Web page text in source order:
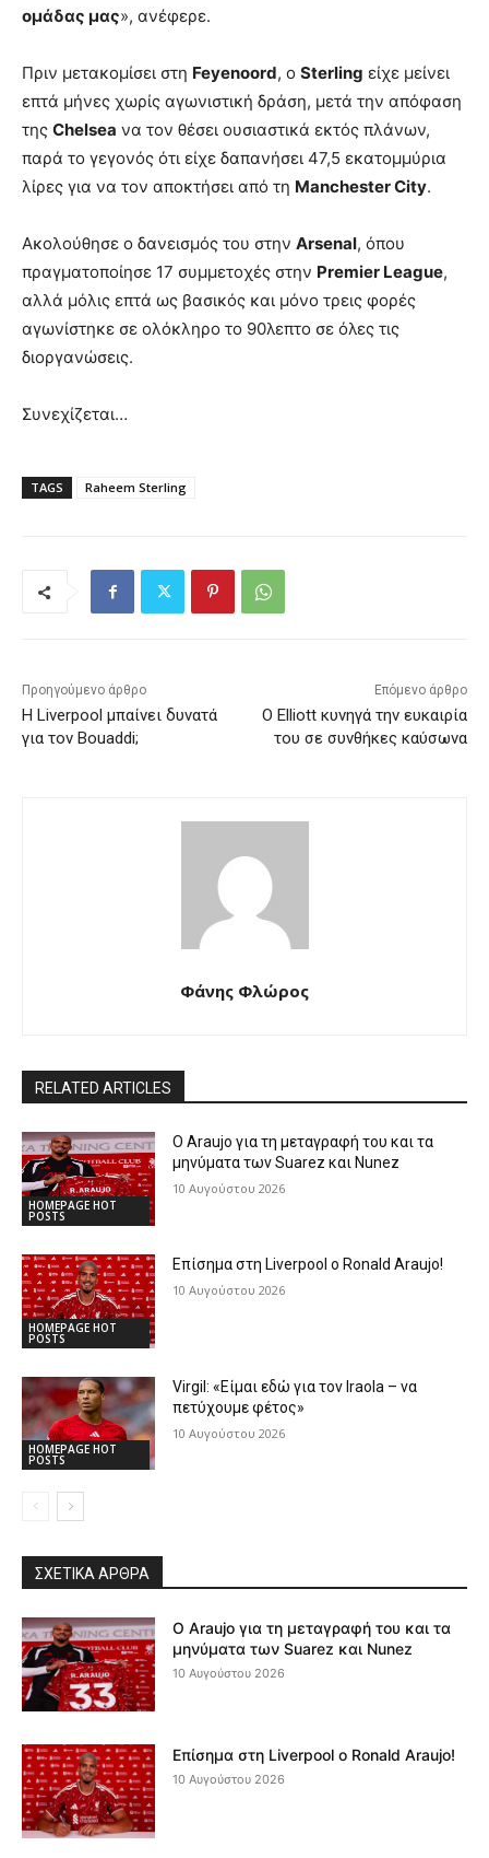
ομάδας μας», ανέφερε.
Πριν μετακομίσει στη Feyenoord, ο Sterling είχε μείνει
επτά μήνες χωρίς αγωνιστική δράση, μετά την απόφαση
της Chelsea να τον θέσει ουσιαστικά εκτός πλάνων,
παρά το γεγονός ότι είχε δαπανήσει 47,5 εκατομμύρια
λίρες για να τον αποκτήσει από τη Manchester City.
Ακολούθησε ο δανεισμός του στην Arsenal, όπου
πραγματοποίησε 17 συμμετοχές στην Premier League,
αλλά μόλις επτά ως βασικός και μόνο τρεις φορές
αγωνίστηκε σε ολόκληρο το 90λεπτο σε όλες τις
διοργανώσεις.
Συνεχίζεται…
TAGS Raheem Sterling
Προηγούμενο άρθρο
Η Liverpool μπαίνει δυνατά
για τον Bouaddi;
Επόμενο άρθρο
Ο Elliott κυνηγά την ευκαιρία
του σε συνθήκες καύσωνα
Φάνης Φλώρος
RELATED ARTICLES
HOMEPAGE HOT
POSTS
Ο Araujo για τη μεταγραφή του και τα
μηνύματα των Suarez και Nunez
10 Αυγούστου 2026
HOMEPAGE HOT
POSTS
Επίσημα στη Liverpool ο Ronald Araujo!
10 Αυγούστου 2026
HOMEPAGE HOT
POSTS
Virgil: «Είμαι εδώ για τον Iraola – να
πετύχουμε φέτος»
10 Αυγούστου 2026
ΣΧΕΤΙΚΆ ΆΡΘΡΑ
Ο Araujo για τη μεταγραφή του και τα
μηνύματα των Suarez και Nunez
10 Αυγούστου 2026
Επίσημα στη Liverpool ο Ronald Araujo!
10 Αυγούστου 2026